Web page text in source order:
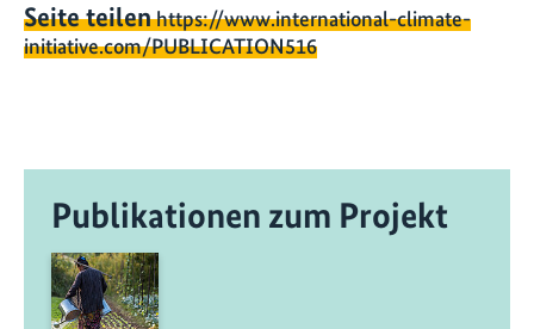
Seite teilenhttps://www.international-climate-
initiative.com/PUBLICATION516
Publikationen zum Projekt